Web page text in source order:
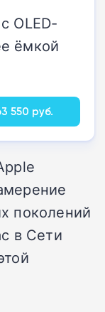
OLED-
ёмкой
550 руб.
поколений
в Сети